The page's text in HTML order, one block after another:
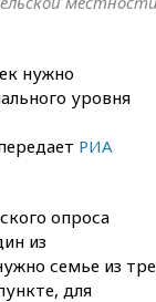
нужно
уровня
РИА
опроса
из
семье из
для